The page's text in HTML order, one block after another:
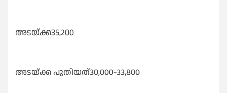
അടയ്ക്ക35,200
അടയ്ക്ക പുതിയത്30,000-33,800